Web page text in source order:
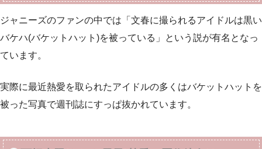
ジャニーズのファンの中では「文春に撮られるアイドルは黒い
バケハ(バケットハット)を被っている」という説が有名となっ
ています。
実際に最近熱愛を取られたアイドルの多くはバケットハットを
被った写真で週刊誌にすっぱ抜かれています。